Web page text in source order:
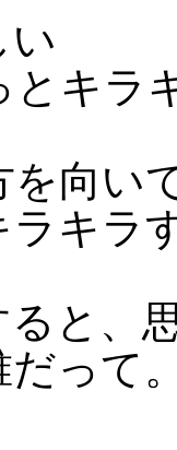
い
とキラ
を向
ラキラ
ると
って